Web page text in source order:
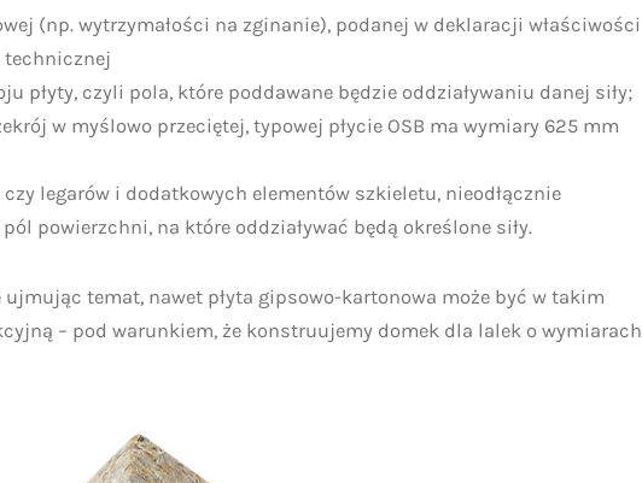
(np. wytrzymałości na zginanie), podanej w deklaracji właściwości
technicznej
płyty, czyli pola, które poddawane będzie oddziaływaniu danej siły;
w myślowo przeciętej, typowej płycie OSB ma wymiary 625 mm
legarów i dodatkowych elementów szkieletu, nieodłącznie
powierzchni, na które oddziaływać będą określone siły.
temat, nawet płyta gipsowo-kartonowa może być w takim
– pod warunkiem, że konstruujemy domek dla lalek o wymiarach